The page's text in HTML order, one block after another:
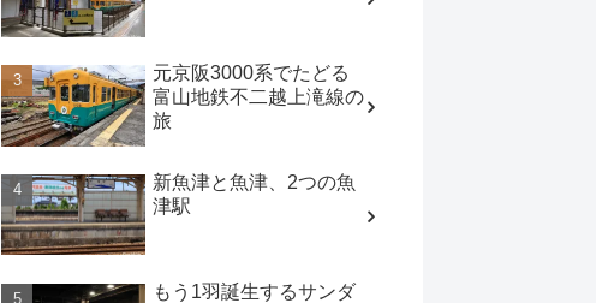
元京阪3000系でたどる
富山地鉄不二越上滝線の
旅
新魚津と魚津、2つの魚
津駅
もう1羽誕生するサンダ